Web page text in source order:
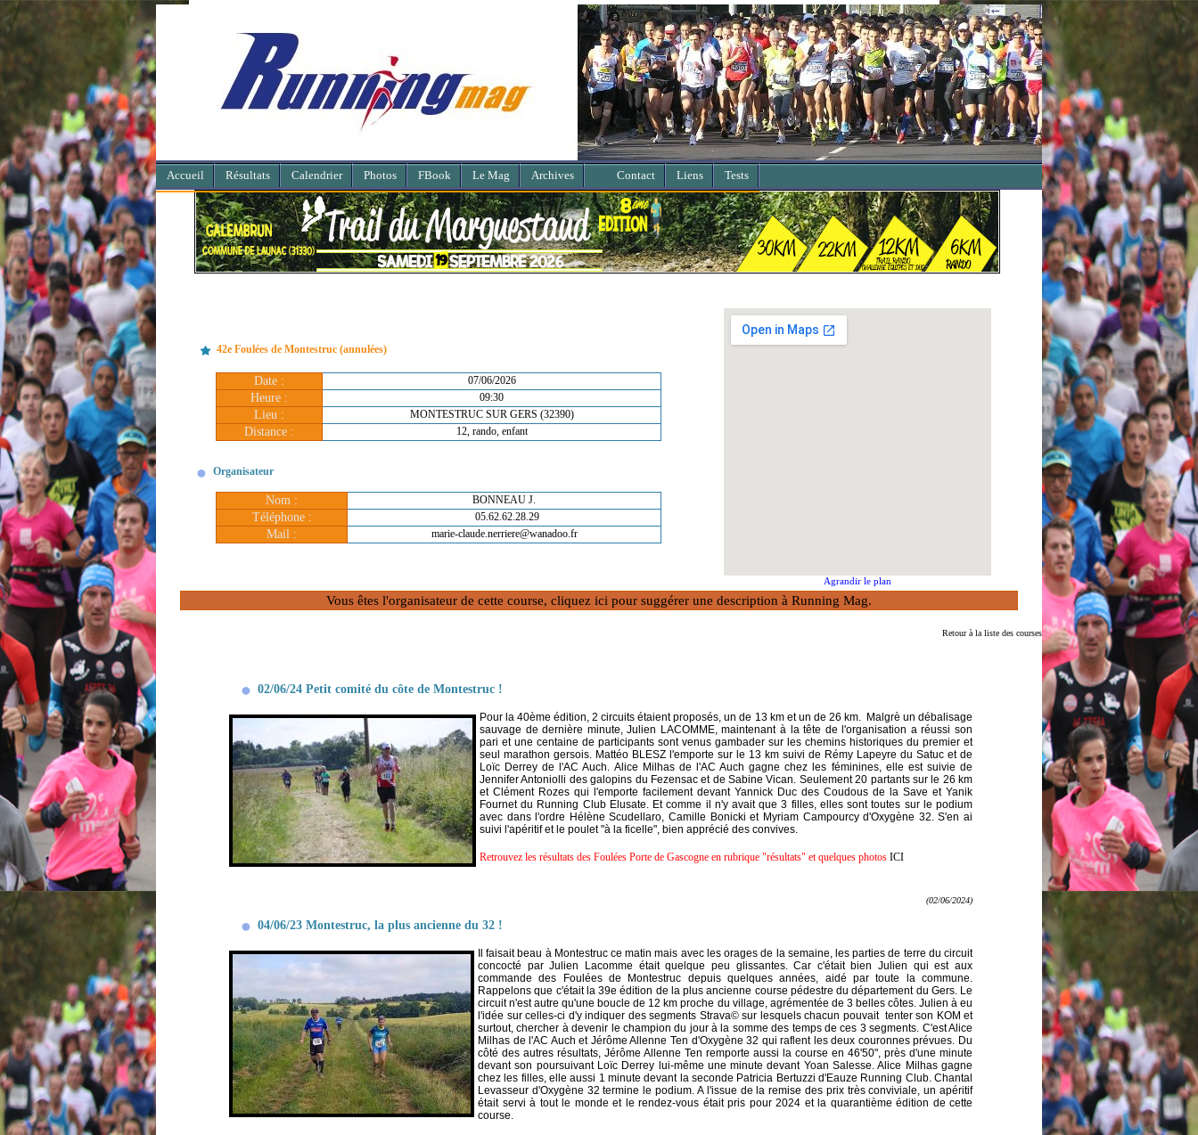
Accueil Résultats Calendrier Photos FBook Le Mag Archives Contact Liens Tests
42e Foulées de Montestruc (annulées)
Date : 07/06/2026
Heure : 09:30
Lieu : MONTESTRUC SUR GERS (32390)
Distance : 12, rando, enfant
Organisateur
Nom : BONNEAU J.
Téléphone : 05.62.62.28.29
Mail : marie-claude.nerriere@wanadoo.fr
Agrandir le plan
Vous êtes l'organisateur de cette course, cliquez ici pour suggérer une description à Running Mag.
Retour à la liste des courses
02/06/24 Petit comité du côte de Montestruc !
Pour la 40ème édition, 2 circuits étaient proposés, un de 13 km et un de 26 km. Malgrè un débalisage
sauvage de dernière minute, Julien LACOMME, maintenant à la tête de l'organisation a réussi son
pari et une centaine de participants sont venus gambader sur les chemins historiques du premier et
seul marathon gersois. Mattéo BLESZ l'emporte sur le 13 km suivi de Rémy Lapeyre du Satuc et de
Loïc Derrey de l'AC Auch. Alice Milhas de l'AC Auch gagne chez les féminines, elle est suivie de
Jennifer Antoniolli des galopins du Fezensac et de Sabine Vican. Seulement 20 partants sur le 26 km
et Clément Rozes qui l'emporte facilement devant Yannick Duc des Coudous de la Save et Yanik
Fournet du Running Club Elusate. Et comme il n'y avait que 3 filles, elles sont toutes sur le podium
avec dans l'ordre Hélène Scudellaro, Camille Bonicki et Myriam Campourcy d'Oxygène 32. S'en ai
suivi l'apéritif et le poulet "à la ficelle", bien apprécié des convives.
Retrouvez les résultats des Foulées Porte de Gascogne en rubrique "résultats" et quelques photos ICI
(02/06/2024)
04/06/23 Montestruc, la plus ancienne du 32 !
Il faisait beau à Montestruc ce matin mais avec les orages de la semaine, les parties de terre du circuit
concocté par Julien Lacomme était quelque peu glissantes. Car c'était bien Julien qui est aux
commande des Foulées de Montestruc depuis quelques années, aidé par toute la commune.
Rappelons que c'était la 39e édition de la plus ancienne course pédestre du département du Gers. Le
circuit n'est autre qu'une boucle de 12 km proche du village, agrémentée de 3 belles côtes. Julien à eu
l'idée sur celles-ci d'y indiquer des segments Strava© sur lesquels chacun pouvait tenter son KOM et
surtout, chercher à devenir le champion du jour à la somme des temps de ces 3 segments. C'est Alice
Milhas de l'AC Auch et Jérôme Allenne Ten d'Oxygène 32 qui raflent les deux couronnes prévues. Du
côté des autres résultats, Jérôme Allenne Ten remporte aussi la course en 46'50", près d'une minute
devant son poursuivant Loïc Derrey lui-même une minute devant Yoan Salesse. Alice Milhas gagne
chez les filles, elle aussi 1 minute devant la seconde Patricia Bertuzzi d'Eauze Running Club. Chantal
Levasseur d'Oxygène 32 termine le podium. A l'issue de la remise des prix très conviviale, un apéritif
était servi à tout le monde et le rendez-vous était pris pour 2024 et la quarantième édition de cette
course.